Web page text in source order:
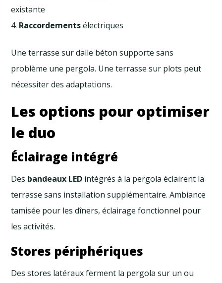
existante
Raccordementsélectriques
Une terrasse sur dalle béton supporte sans
problème une pergola. Une terrasse sur plots peut
nécessiter des adaptations.
Les options pour optimiser
le duo
Éclairage intégré
Des bandeaux LED intégrés à la pergola éclairent la
terrasse sans installation supplémentaire. Ambiance
tamisée pour les dîners, éclairage fonctionnel pour
les activités.
Stores périphériques
Des stores latéraux ferment la pergola sur un ou